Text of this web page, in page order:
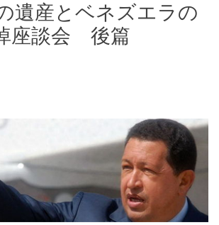
遺産とベネズエラの
座談会 後篇